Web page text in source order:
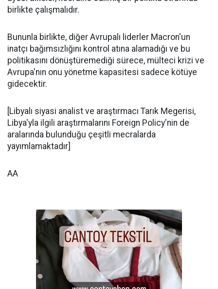
birlikte çalışmalıdır.
Bununla birlikte, diğer Avrupalı liderler Macron'un
inatçı bağımsızlığını kontrol atına alamadığı ve bu
politikasını dönüştüremediği sürece, mülteci krizi ve
Avrupa'nın onu yönetme kapasitesi sadece kötüye
gidecektir.
[Libyalı siyasi analist ve araştırmacı Tarık Megerisi,
Libya'yla ilgili araştırmalarını Foreign Policy'nin de
aralarında bulunduğu çeşitli mecralarda
yayımlamaktadır]
AA